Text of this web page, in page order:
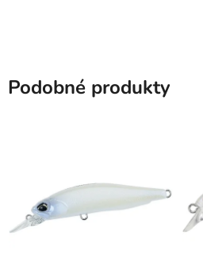
Podobné produkty